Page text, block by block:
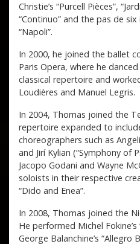
Christie’s “Purcell Pièces”,
“Continuo” and the pas de six
“Napoli”.
In 2000, he joined the ballet
Paris Opera, where he
classical repertoire and
Loudières and Manuel Legris.
In 2004, Thomas joined the
repertoire expanded to
choreographers such as
and Jirí Kylian (“Symphony of
Jacopo Godani and Wayne
soloists in their respective
“Dido and Enea”.
In 2008, Thomas joined the
He performed Michel
George Balanchine’s “Allegro